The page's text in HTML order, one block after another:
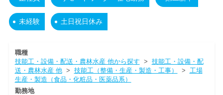
未経験 土日祝日休み
職種
技能工・設備・配送・農林水産 他から探す > 技能工・設備・配
送・農林水産 他> 技能工（整備・生産・製造・工事） > 工場
生産・製造（食品・化粧品・医薬品系）
勤務地